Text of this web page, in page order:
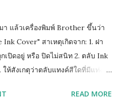
แล้วเครื่องพิมพ์ Brother ขึ้นว่า
Cover" สาเหตุเกิดจาก: 1. ฝา
เปิดอยู่ หรือ ปิดไม่สนิท 2. ตลับ Ink
สังเกตุว่าตลับแทงค์สีใดที่มีแท่ง
งคำสั่งเดิมให้ถอดตลับทั้งหมดออก
READ MORE